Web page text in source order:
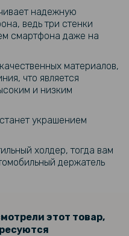
надежную
ведь три стенки
смартфона даже на
материалов,
что является
и низким
украшением
холдер, тогда вам
держатель
этот товар,